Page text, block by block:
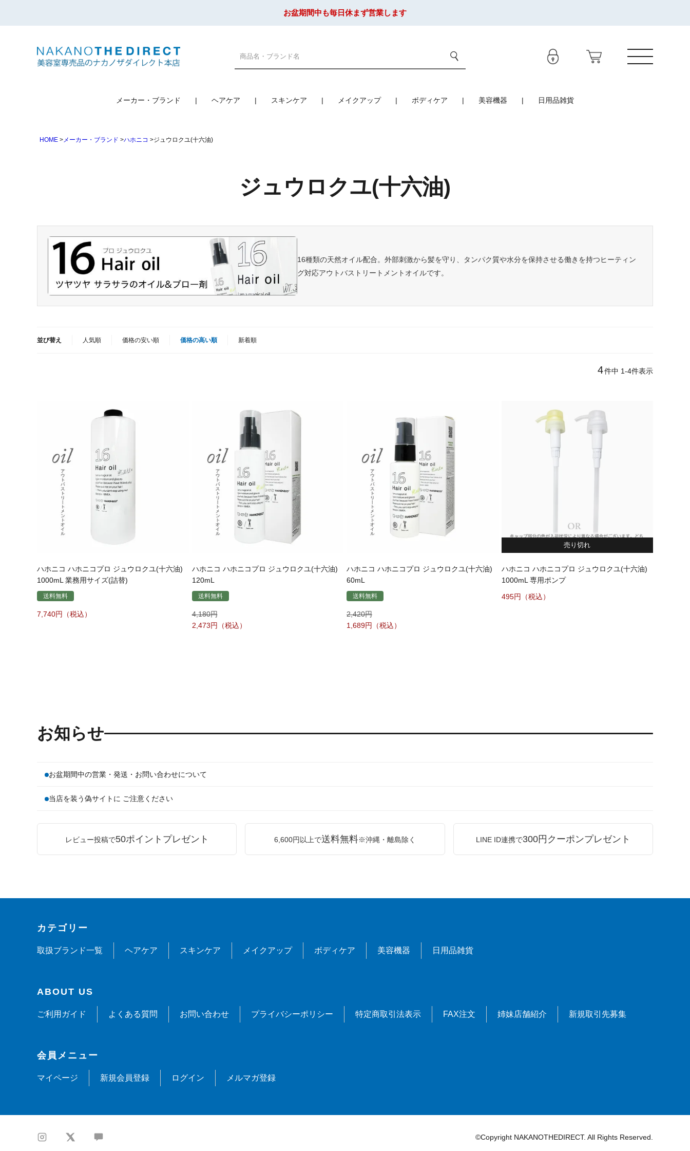
お盆期間中も毎日休まず営業します
メーカー・ブランド ヘアケア スキンケア メイクアップ ボディケア 美容機器 日用品雑貨
HOME メーカー・ブランド ハホニコ ジュウロクユ(十六油)
ジュウロクユ(十六油)
16種類の天然オイル配合。外部刺激から髪を守り、タンパク質や水分を保持させる働きを持つヒーティン
グ対応アウトバストリートメントオイルです。
並び替え 人気順 価格の安い順 価格の高い順 新着順
4件中 1-4件表示
ハホニコ ハホニコプロ ジュウロクユ(十六油)
1000mL 業務用サイズ(詰替)
送料無料
7,740
ハホニコ ハホニコプロ ジュウロクユ(十六油)
120mL
送料無料
4,180
2,473
ハホニコ ハホニコプロ ジュウロクユ(十六油)
60mL
送料無料
2,420
1,689
売り切れ
ハホニコ ハホニコプロ ジュウロクユ(十六油)
1000mL 専用ポンプ
495
お知らせ
お盆期間中の営業・発送・お問い合わせについて
当店を装う偽サイトに ご注意ください
レビュー投稿で50ポイントプレゼント 6,600円以上で送料無料※沖縄・離島除く LINE ID連携で300円クーポンプレゼント
カテゴリー
取扱ブランド一覧 ヘアケア スキンケア メイクアップ ボディケア 美容機器 日用品雑貨
ABOUT US
ご利用ガイド よくある質問 お問い合わせ プライバシーポリシー 特定商取引法表示 FAX注文 姉妹店舗紹介 新規取引先募集
会員メニュー
マイページ 新規会員登録 ログイン メルマガ登録
©Copyright NAKANOTHEDIRECT. All Rights Reserved.